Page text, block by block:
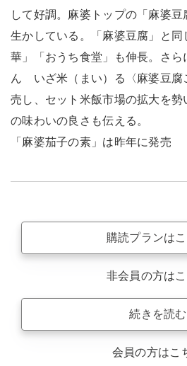
して好調。麻婆トップの「麻婆
生かしている。「麻婆豆腐」と同
華」「おうち食堂」も伸長。さら
ん いざ米（まい）る〈麻婆豆腐
売し、セット米飯市場の拡大を
の味わいの良さも伝える。
「麻婆茄子の素」は昨年に発売
購読プランは
非会員の方は
続きを読む
会員の方はこ